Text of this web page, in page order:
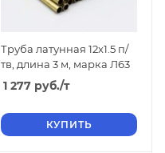
Труба латунная 12х1.5 п/
тв, длина 3 м, марка Л63
1 277 руб./т
КУПИТЬ